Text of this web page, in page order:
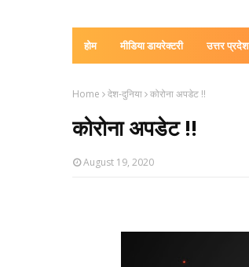
होम मीडिया डायरेक्टरी उत्तर प्रदेश
Home देश-दुनिया कोरोना अपडेट !!
कोरोना अपडेट !!
August 19, 2020